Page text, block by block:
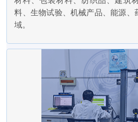
料、生物试验、机械产品、能源、
域。